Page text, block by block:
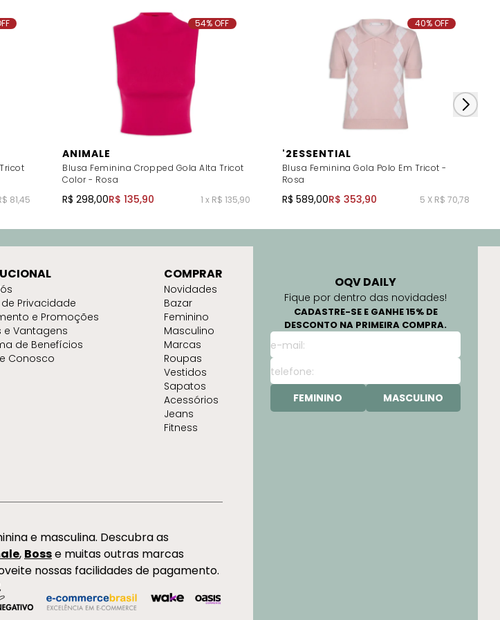
81,45
ANIMALE
Blusa Feminina Cropped Gola Alta Tricot
Color - Rosa
R$ 298,00R$ 135,90 1 x R$ 135,90
54% OFF
'2ESSENTIAL
Blusa Feminina Gola Polo Em Tricot -
Rosa
R$ 589,00R$ 353,90 5 X R$ 70,78
40% OFF
OQV DAILY
Fique por dentro das novidades!
CADASTRE-SE E GANHE 15% DE
DESCONTO NA PRIMEIRA COMPRA.
FEMININO MASCULINO
Privacidade
e Promoções
e Vantagens
de Benefícios
Conosco
COMPRAR
Novidades
Bazar
Feminino
Masculino
Marcas
Roupas
Vestidos
Sapatos
Acessórios
Jeans
Fitness
e masculina. Descubra as
, Bosse muitas outras marcas
nossas facilidades de pagamento.